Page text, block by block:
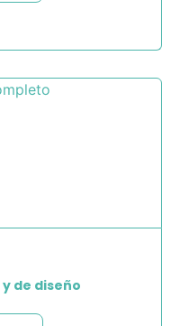
de diseño